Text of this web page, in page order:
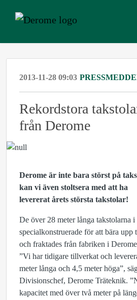
2013-11-28 09:03
Rekordstora
från Derome
Derome är inte bara störst på
kan vi även stoltsera med att ha
levererat årets största takstolar!
De över 28 meter långa takstolarna i
specialkonstruerade för att bära upp
och fraktades från fabriken i
”Vi har tidigare tillverkat och
meter långa och 4,5 meter höga”,
Divisionschef, Derome Träteknik.
kapacitet med över två meter på